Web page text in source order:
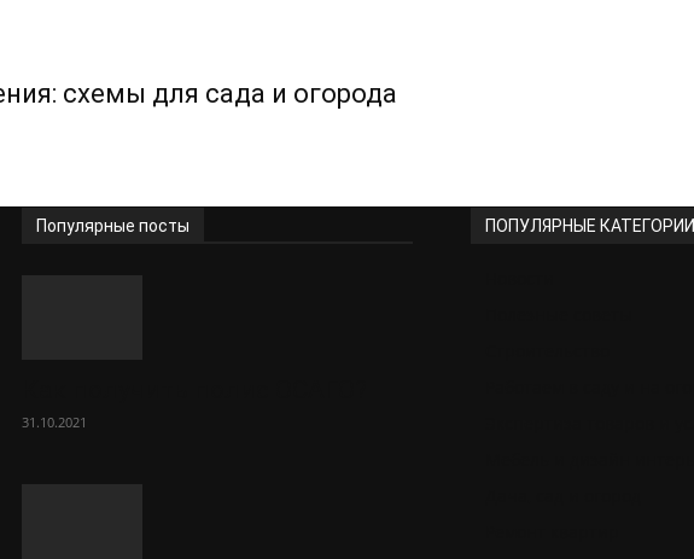
схемы для сада и огорода
Популярные посты
31.10.2021
ПОПУЛЯРНЫЕ КАТЕГОРИИ